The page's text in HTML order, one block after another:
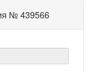
№ 439566